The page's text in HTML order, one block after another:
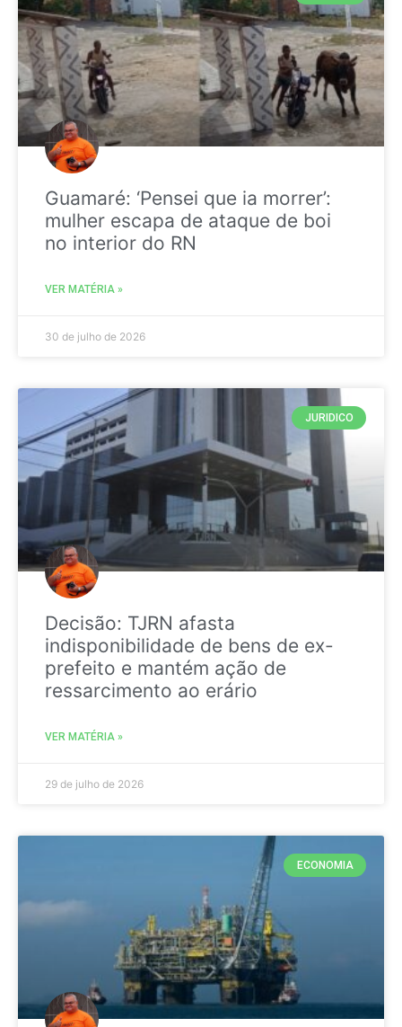
Guamaré: ‘Pensei que ia morrer’:
mulher escapa de ataque de boi
no interior do RN
VER MATÉRIA »
30 de julho de 2026
JURIDICO
Decisão: TJRN afasta
indisponibilidade de bens de ex-
prefeito e mantém ação de
ressarcimento ao erário
VER MATÉRIA »
29 de julho de 2026
ECONOMIA